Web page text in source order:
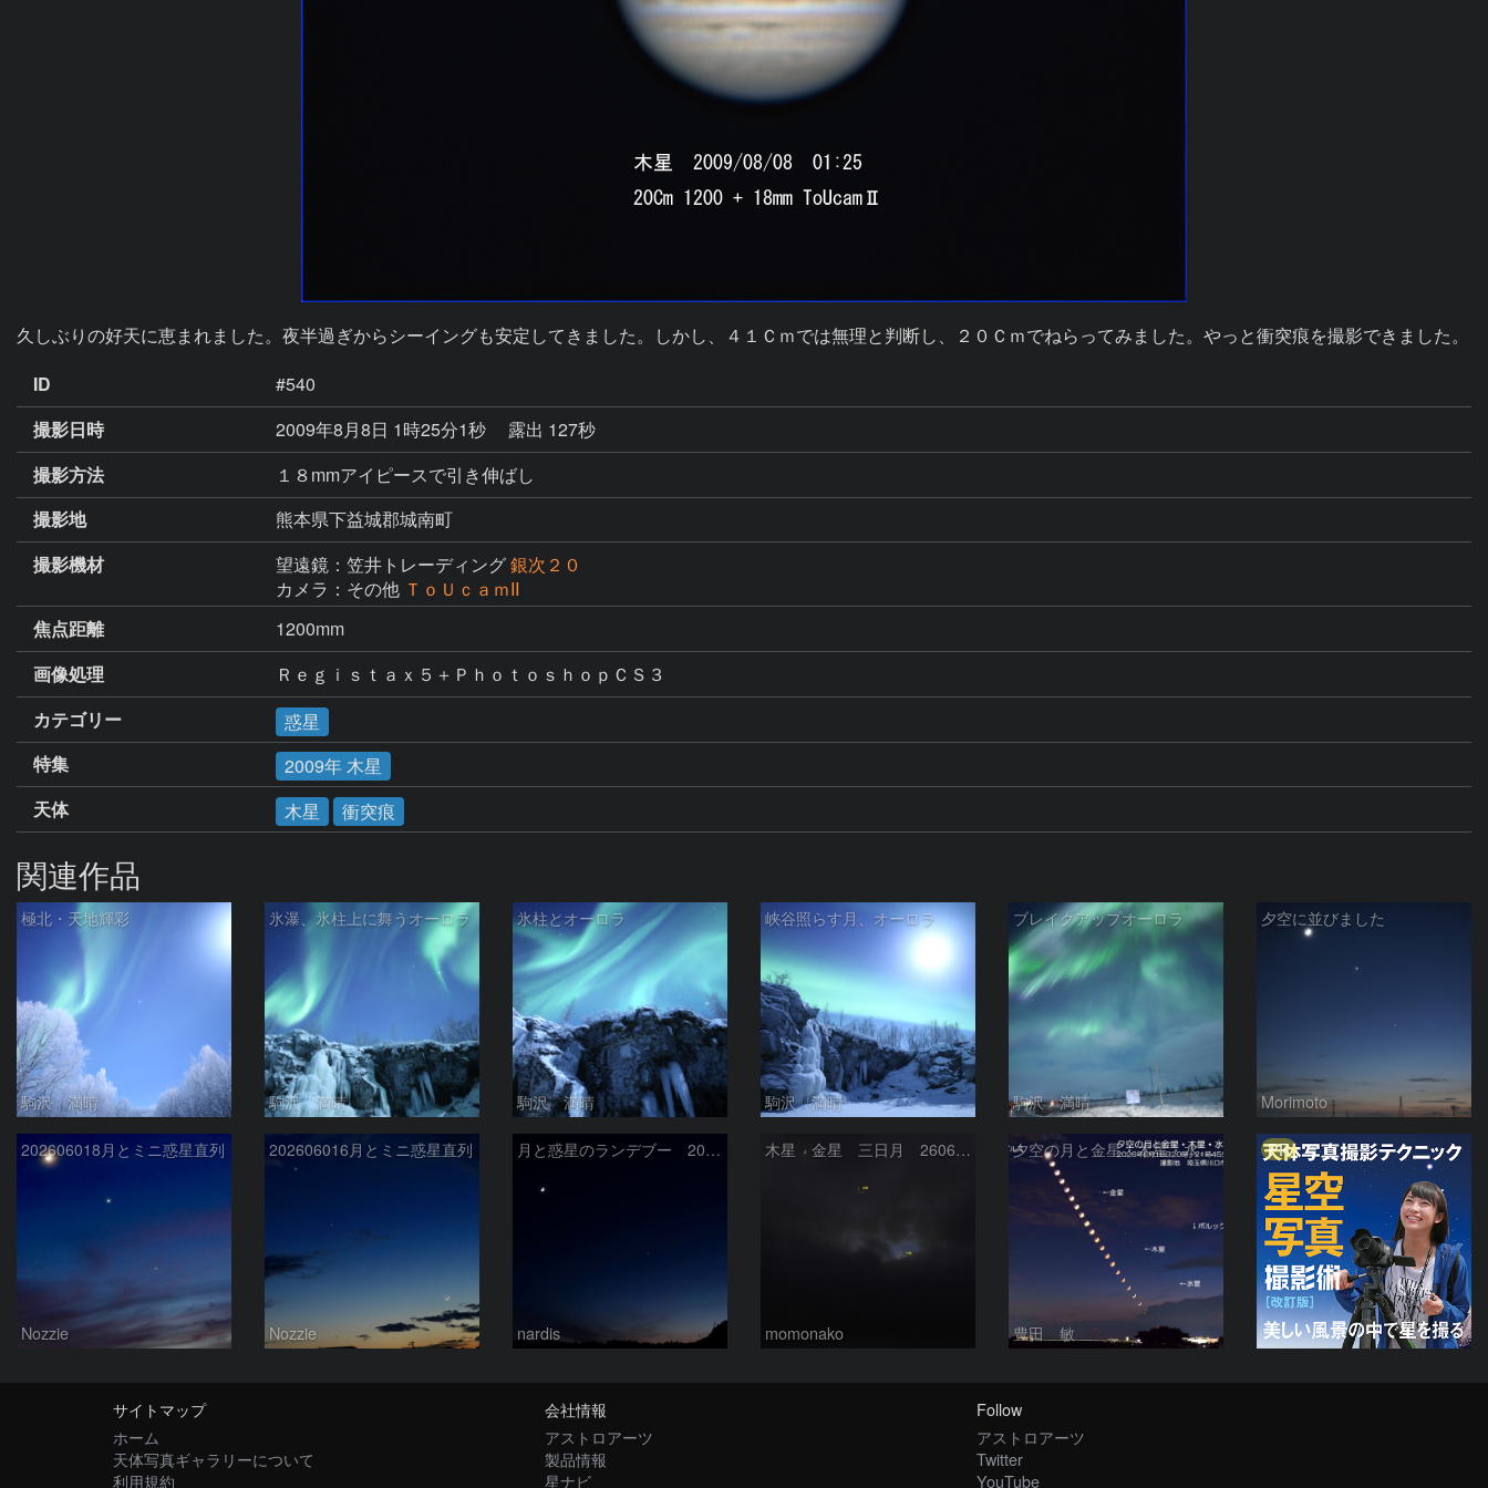
久しぶりの好天に恵まれました。夜半過ぎからシーイングも安定してきました。しかし、４１Ｃｍでは無理と判断し、２０Ｃｍでねらってみました。やっと衝突痕を撮影できました。
ID
#540
撮影日時
2009年8月8日 1時25分1秒
露出 127秒
撮影方法
１８mmアイピースで引き伸ばし
撮影地
熊本県下益城郡城南町
撮影機材
望遠鏡：笠井トレーディング銀次２０
カメラ：その他 ＴｏＵｃａｍII
焦点距離
1200mm
画像処理
Ｒｅｇｉｓｔａｘ５＋ＰｈｏｔｏｓｈｏｐＣＳ３
カテゴリー
惑星
特集
2009年 木星
天体
木星 衝突痕
関連作品
極北・天地輝彩
駒沢 満晴
氷瀑、氷柱上に舞うオーロラ
駒沢 満晴
氷柱とオーロラ
駒沢 満晴
峡谷照らす月、オーロラ
駒沢 満晴
ブレイクアップオーロラ
駒沢 満晴
夕空に並びました
Morimoto
202606018月とミニ惑星直列
Nozzie
202606016月とミニ惑星直列
Nozzie
月と惑星のランデブー 2026/06/19
nardis
木星 金星 三日月 260618
momonako
夕空の月と金星・木星・水星の接近 2026/6/18
豊田 敏
PR
サイトマップ
ホーム
天体写真ギャラリーについて
利用規約
会社情報
アストロアーツ
製品情報
星ナビ
Follow
アストロアーツ
Twitter
YouTube